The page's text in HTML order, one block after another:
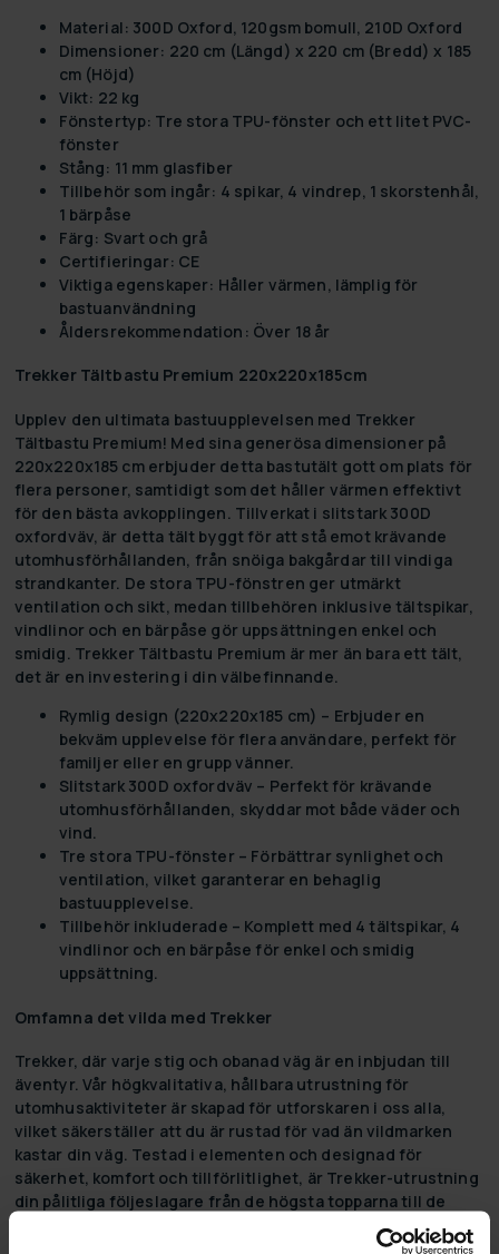
Material: 300D Oxford, 120gsm bomull, 210D Oxford
Dimensioner: 220 cm (Längd) x 220 cm (Bredd) x 185
cm (Höjd)
Vikt: 22 kg
Fönstertyp: Tre stora TPU-fönster och ett litet PVC-
fönster
Stång: 11 mm glasfiber
Tillbehör som ingår: 4 spikar, 4 vindrep, 1 skorstenhål,
1 bärpåse
Färg: Svart och grå
Certifieringar: CE
Viktiga egenskaper: Håller värmen, lämplig för
bastuanvändning
Åldersrekommendation: Över 18 år
Trekker Tältbastu Premium 220x220x185cm
Upplev den ultimata bastuupplevelsen med Trekker
Tältbastu Premium! Med sina generösa dimensioner på
220x220x185 cm erbjuder detta bastutält gott om plats för
flera personer, samtidigt som det håller värmen effektivt
för den bästa avkopplingen. Tillverkat i slitstark 300D
oxfordväv, är detta tält byggt för att stå emot krävande
utomhusförhållanden, från snöiga bakgårdar till vindiga
strandkanter. De stora TPU-fönstren ger utmärkt
ventilation och sikt, medan tillbehören inklusive tältspikar,
vindlinor och en bärpåse gör uppsättningen enkel och
smidig. Trekker Tältbastu Premium är mer än bara ett tält,
det är en investering i din välbefinnande.
Rymlig design (220x220x185 cm) – Erbjuder en
bekväm upplevelse för flera användare, perfekt för
familjer eller en grupp vänner.
Slitstark 300D oxfordväv – Perfekt för krävande
utomhusförhållanden, skyddar mot både väder och
vind.
Tre stora TPU-fönster – Förbättrar synlighet och
ventilation, vilket garanterar en behaglig
bastuupplevelse.
Tillbehör inkluderade – Komplett med 4 tältspikar, 4
vindlinor och en bärpåse för enkel och smidig
uppsättning.
Omfamna det vilda med Trekker
Trekker, där varje stig och obanad väg är en inbjudan till
äventyr. Vår högkvalitativa, hållbara utrustning för
utomhusaktiviteter är skapad för utforskaren i oss alla,
vilket säkerställer att du är rustad för vad än vildmarken
kastar din väg. Testad i elementen och designad för
säkerhet, komfort och tillförlitlighet, är Trekker-utrustning
din pålitliga följeslagare från de högsta topparna till de
djupaste skogarna. Dyk in i vår kollektion och hitta din nästa
äventyrspartner idag. För med Trekker väntar äventyret